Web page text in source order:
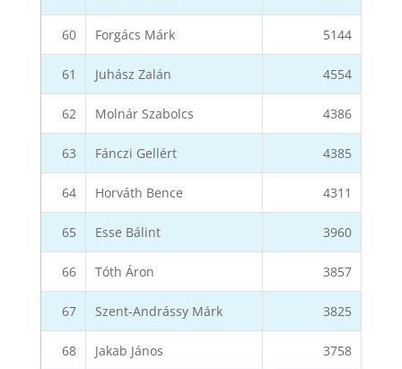
60 Forgács Márk 5144
61 Juhász Zalán 4554
62 Molnár Szabolcs 4386
63 Fánczi Gellért 4385
64 Horváth Bence 4311
65 Esse Bálint 3960
66 Tóth Áron 3857
67 Szent-Andrássy Márk 3825
68 Jakab János 3758